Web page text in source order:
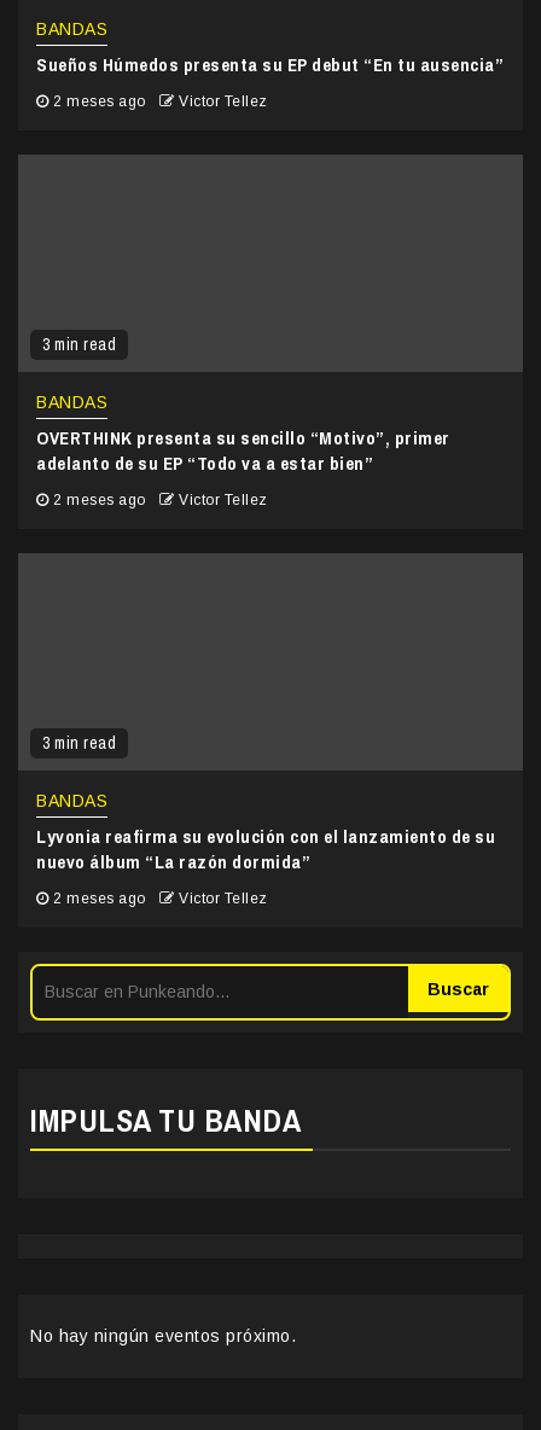
BANDAS
Sueños Húmedos presenta su EP debut “En tu ausencia”
2 meses ago Victor Tellez
3 min read
BANDAS
OVERTHINK presenta su sencillo “Motivo”, primer
adelanto de su EP “Todo va a estar bien”
2 meses ago Victor Tellez
3 min read
BANDAS
Lyvonia reafirma su evolución con el lanzamiento de su
nuevo álbum “La razón dormida”
2 meses ago Victor Tellez
Buscar
IMPULSA TU BANDA
No hay ningún eventos próximo.